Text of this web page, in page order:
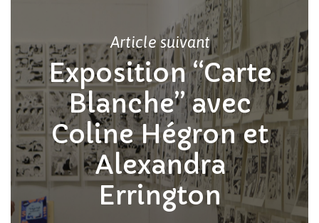
Article suivant
Exposition “Carte
Blanche” avec
Coline Hégron et
Alexandra
Errington